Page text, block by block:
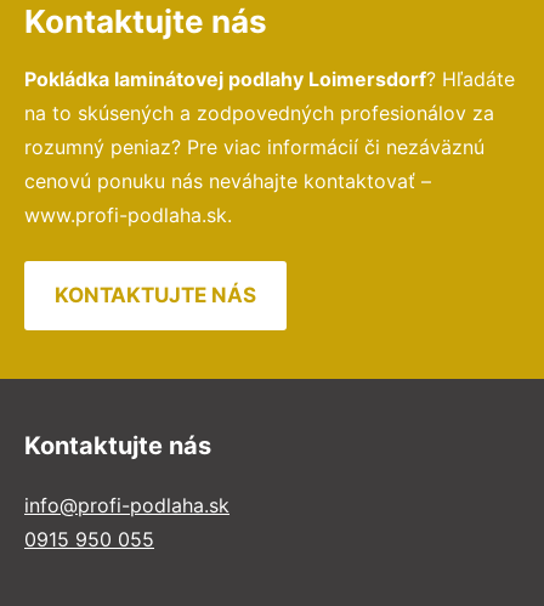
Kontaktujte nás
Pokládka laminátovej podlahy Loimersdorf? Hľadáte
na to skúsených a zodpovedných profesionálov za
rozumný peniaz? Pre viac informácií či nezáväznú
cenovú ponuku nás neváhajte kontaktovať –
www.profi-podlaha.sk.
KONTAKTUJTE NÁS
Kontaktujte nás
info@profi-podlaha.sk
0915 950 055